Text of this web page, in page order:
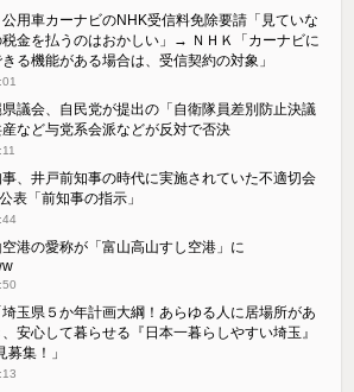
用車カーナビのNHK受信料免除要請「見ていな
税金を払うのはおかしい」→ ＮＨＫ「カーナビに
る機能がある場合は、受信契約の対象」
県議会、自民党が提出の「自衛隊員差別防止決議
など与党系会派などが反対で否決
、井戸前知事の時代に実施されていた不適切会
表「前知事の指示」
空港の愛称が「富山高山すし空港」に
玉県５か年計画大綱！あらゆる人に居場所があ
安心して暮らせる『日本一暮らしやすい埼玉』
集！」